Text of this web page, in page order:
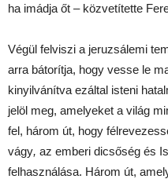
ha imádja őt – közvetítette
Végül felviszi a jeruzsálemi
arra bátorítja, hogy vesse le
kinyilvánítva ezáltal isteni
jelöl meg, amelyeket a világ
fel, három út, hogy
vágy, az emberi dicsőség és
felhasználása. Három út,